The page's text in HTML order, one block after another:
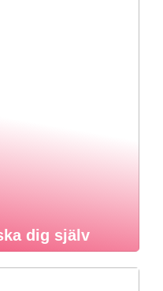
dig själv